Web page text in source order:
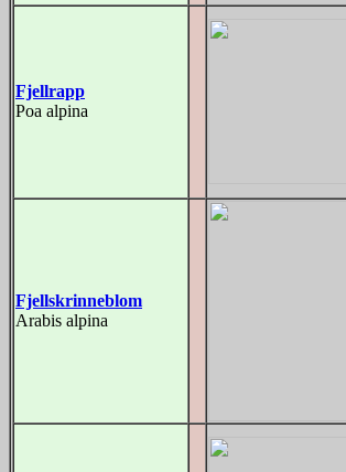
Fjellrapp
Poa alpina
Fjellskrinneblom
Arabis alpina